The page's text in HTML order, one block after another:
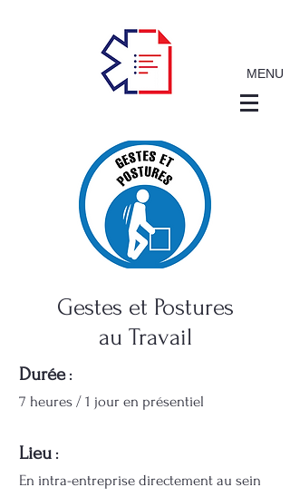
MENU
Gestes et Postures
au Travail
Durée:
7 heures / 1 jour en présentiel
Lieu :
En intra-entreprise directement au sein